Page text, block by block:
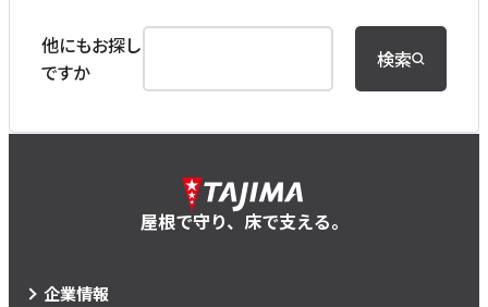
他にもお探し
ですか
検索
屋根で守り、床で支える。
企業情報